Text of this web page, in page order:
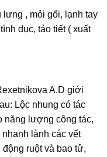
, mỏi gối, lạnh tay
dục, tảo tiết ( xuất
A.D giới
Lộc nhung có tác
năng lượng công tác,
lành các vết
ruột và bao tử,